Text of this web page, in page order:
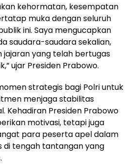
kehormatan, kesempatan
muka dengan seluruh
ini. Saya mengucapkan
saudara-saudara sekalian,
jajaran yang telah bertugas
ujar Presiden Prabowo.
strategis bagi Polri untuk
menjaga stabilitas
Kehadiran Presiden Prabowo
motivasi, tetapi juga
para peserta apel dalam
di tengah tantangan yang